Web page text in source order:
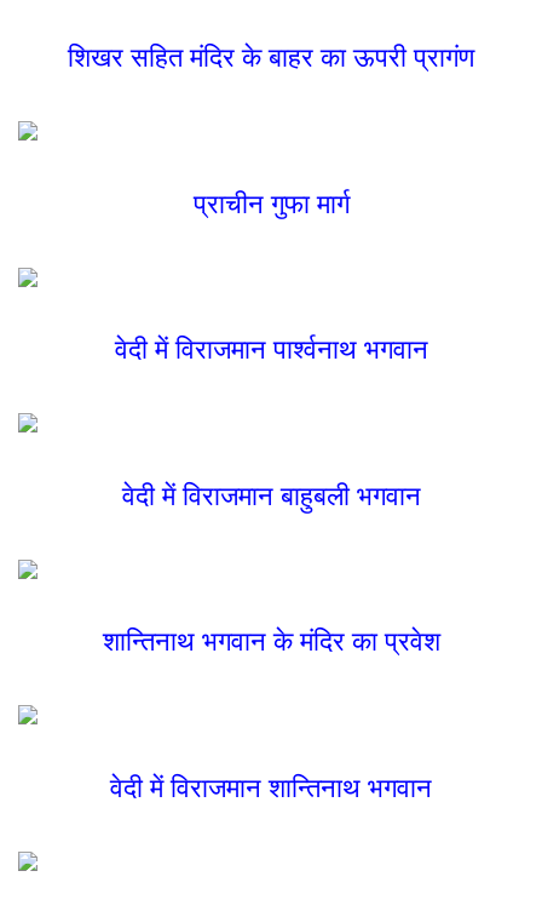
शिखर सहित मंदिर के बाहर का ऊपरी प्रागंण
प्राचीन गुफा मार्ग
वेदी में विराजमान पार्श्वनाथ भगवान
वेदी में विराजमान बाहुबली भगवान
शान्तिनाथ भगवान के मंदिर का प्रवेश
वेदी में विराजमान शान्तिनाथ भगवान